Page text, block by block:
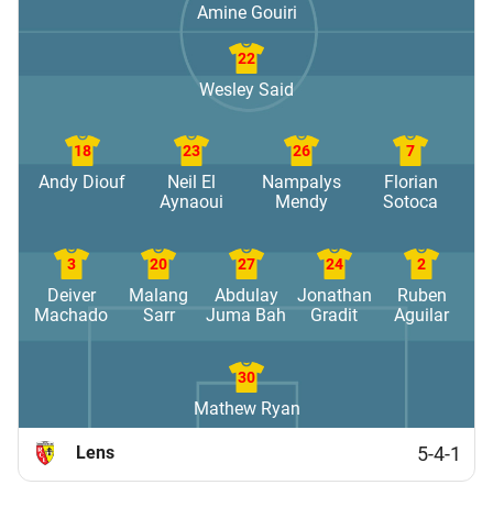
Amine Gouiri
22
Wesley Said
18
Andy Diouf
23
Neil El
Aynaoui
26
Nampalys
Mendy
7
Florian
Sotoca
3
Deiver
Machado
20
Malang
Sarr
27
Abdulay
Juma Bah
24
Jonathan
Gradit
2
Ruben
Aguilar
30
Mathew Ryan
Lens 5-4-1